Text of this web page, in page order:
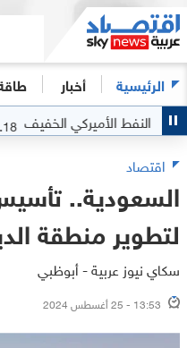
الرئيسية أخبار
الأميركي الخفيف 78.18
0
اقتصاد
السعودية..
لتطوير منطقة
سكاي نيوز عربية - أبوظبي
13:53 - 25 أغسطس 2024